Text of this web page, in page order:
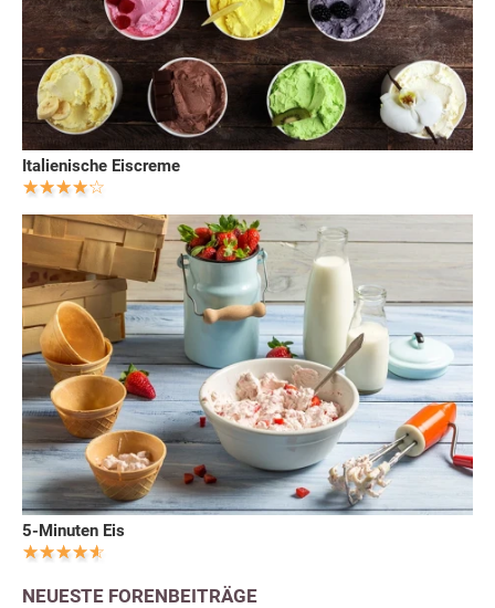
Italienische Eiscreme
5-Minuten Eis
NEUESTE FORENBEITRÄGE